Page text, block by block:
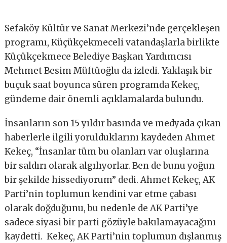
Sefaköy Kültür ve Sanat Merkezi’nde gerçekleşen
programı, Küçükçekmeceli vatandaşlarla birlikte
Küçükçekmece Belediye Başkan Yardımcısı
Mehmet Besim Müftüoğlu da izledi. Yaklaşık bir
buçuk saat boyunca süren programda Kekeç,
gündeme dair önemli açıklamalarda bulundu.
İnsanların son 15 yıldır basında ve medyada çıkan
haberlerle ilgili yorulduklarını kaydeden Ahmet
Kekeç, “İnsanlar tüm bu olanları var oluşlarına
bir saldırı olarak algılıyorlar. Ben de bunu yoğun
bir şekilde hissediyorum” dedi. Ahmet Kekeç, AK
Parti’nin toplumun kendini var etme çabası
olarak doğduğunu, bu nedenle de AK Parti’ye
sadece siyasi bir parti gözüyle bakılamayacağını
kaydetti. Kekeç, AK Parti’nin toplumun dışlanmış